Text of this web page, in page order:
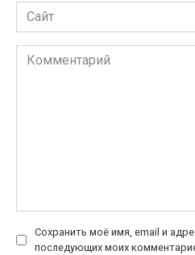
Сайт
Комментарий
Сохранить моё имя, email и
последующих моих